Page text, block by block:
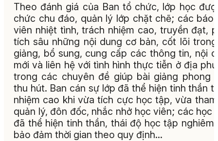
Theo đánh giá của Ban tổ chức, lớp học
chức chu đáo, quản lý lớp chặt chẽ; các báo
viên nhiệt tình, trách nhiệm cao, truyền đạt,
tích sâu những nội dung cơ bản, cốt lõi
giảng, bổ sung, cung cấp các thông tin, nội
mới và liên hệ với tình hình thực tiễn ở địa
trong các chuyên đề giúp bài giảng phong
thu hút. Ban cán sự lớp đã thể hiện tinh thần
nhiệm cao khi vừa tích cực học tập, vừa
quản lý, đôn đốc, nhắc nhở học viên; các học
đã thể hiện tinh thần, thái độ học tập nghiêm
bảo đảm thời gian theo quy định…